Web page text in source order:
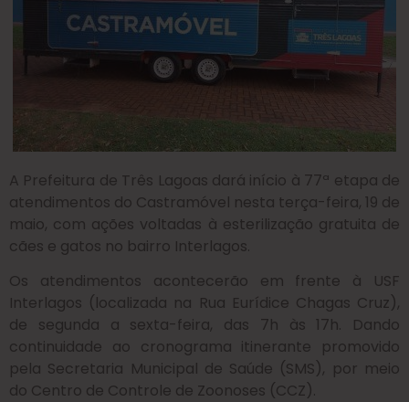
A Prefeitura de Três Lagoas dará início à 77ª etapa de
atendimentos do Castramóvel nesta terça-feira, 19 de
maio, com ações voltadas à esterilização gratuita de
cães e gatos no bairro Interlagos.
Os atendimentos acontecerão em frente à USF
Interlagos (localizada na Rua Eurídice Chagas Cruz),
de segunda a sexta-feira, das 7h às 17h. Dando
continuidade ao cronograma itinerante promovido
pela Secretaria Municipal de Saúde (SMS), por meio
do Centro de Controle de Zoonoses (CCZ).